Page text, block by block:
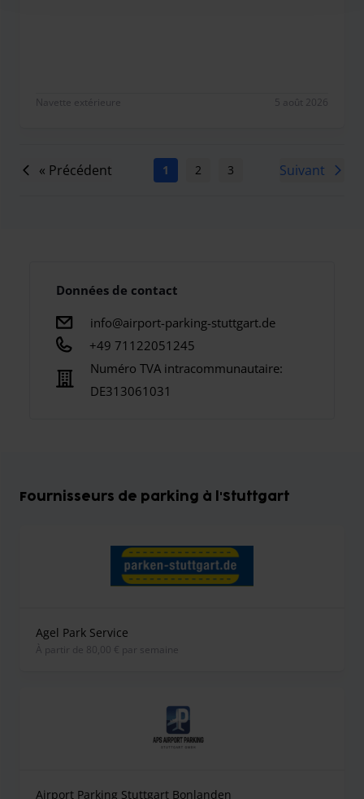
Navette extérieure 5 août 2026
« Précédent 1 2 3 5
Suivant
Données de contact
info@airport-parking-stuttgart.de
+49 71122051245
Numéro TVA intracommunautaire:
DE313061031
Fournisseurs de parking à l'Stuttgart
Agel Park Service
À partir de 80,00 € par semaine
Airport Parking Stuttgart Bonlanden